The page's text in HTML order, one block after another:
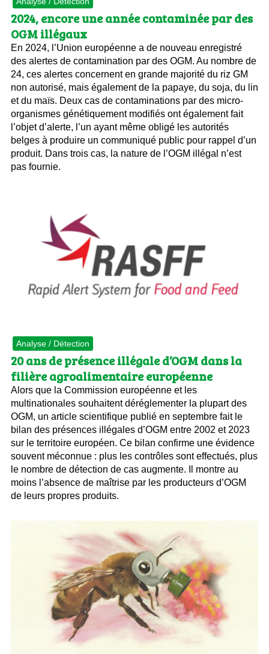
2024, encore une année contaminée par des
OGM illégaux
En 2024, l’Union européenne a de nouveau enregistré
des alertes de contamination par des OGM. Au nombre de
24, ces alertes concernent en grande majorité du riz GM
non autorisé, mais également de la papaye, du soja, du lin
et du maïs. Deux cas de contaminations par des micro-
organismes génétiquement modifiés ont également fait
l’objet d’alerte, l’un ayant même obligé les autorités
belges à produire un communiqué public pour rappel d’un
produit. Dans trois cas, la nature de l’OGM illégal n’est
pas fournie.
Analyse / Détection
20 ans de présence illégale d’OGM dans la
filière agroalimentaire européenne
Alors que la Commission européenne et les
multinationales souhaitent déréglementer la plupart des
OGM, un article scientifique publié en septembre fait le
bilan des présences illégales d’OGM entre 2002 et 2023
sur le territoire européen. Ce bilan confirme une évidence
souvent méconnue : plus les contrôles sont effectués, plus
le nombre de détection de cas augmente. Il montre au
moins l’absence de maîtrise par les producteurs d’OGM
de leurs propres produits.